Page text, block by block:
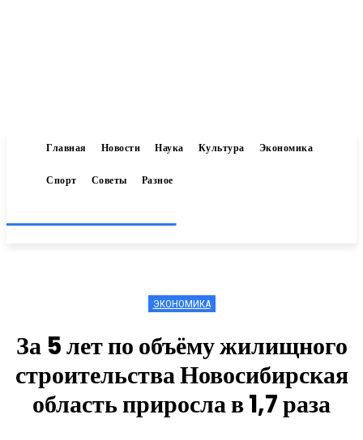
Главная Новости Наука Культура Экономика
Спорт Советы Разное
ЭКОНОМИКА
За 5 лет по объёму жилищного
строительства Новосибирская
область приросла в 1,7 раза